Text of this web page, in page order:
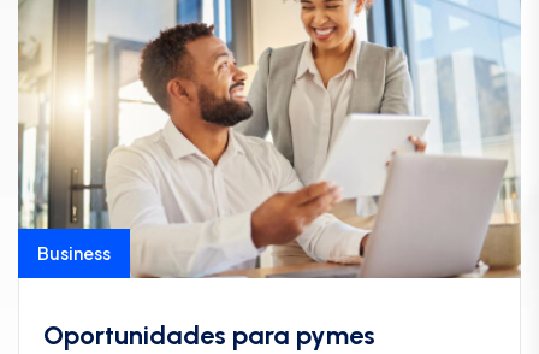
Business
Oportunidades para pymes